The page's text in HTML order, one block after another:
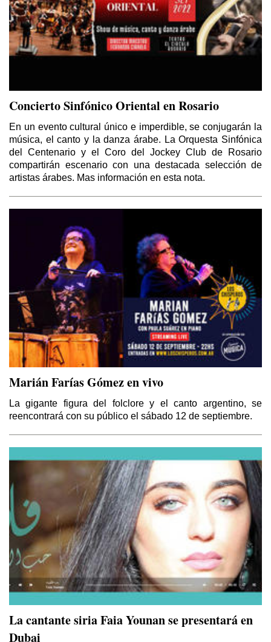
Concierto Sinfónico Oriental en Rosario
En un evento cultural único e imperdible, se conjugarán la
música, el canto y la danza árabe. La Orquesta Sinfónica
del Centenario y el Coro del Jockey Club de Rosario
compartirán escenario con una destacada selección de
artistas árabes. Mas información en esta nota.
Marián Farías Gómez en vivo
La gigante figura del folclore y el canto argentino, se
reencontrará con su público el sábado 12 de septiembre.
La cantante siria Faia Younan se presentará en
Dubai